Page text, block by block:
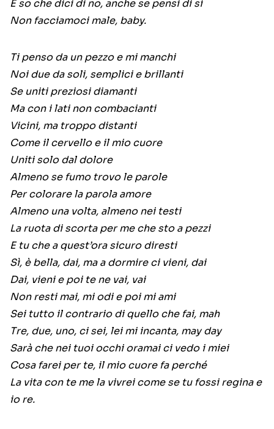
E so che dici di no, anche se pensi di sì
Non facciamoci male, baby.
Ti penso da un pezzo e mi manchi
Noi due da soli, semplici e brillanti
Se uniti preziosi diamanti
Ma con i lati non combacianti
Vicini, ma troppo distanti
Come il cervello e il mio cuore
Uniti solo dal dolore
Almeno se fumo trovo le parole
Per colorare la parola amore
Almeno una volta, almeno nei testi
La ruota di scorta per me che sto a pezzi
E tu che a quest’ora sicuro diresti
Sì, è bella, dai, ma a dormire ci vieni, dai
Dai, vieni e poi te ne vai, vai
Non resti mai, mi odi e poi mi ami
Sei tutto il contrario di quello che fai, mah
Tre, due, uno, ci sei, lei mi incanta, may day
Sarà che nei tuoi occhi oramai ci vedo i miei
Cosa farei per te, il mio cuore fa perché
La vita con te me la vivrei come se tu fossi regina e
io re.